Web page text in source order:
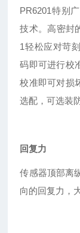
PR6201特别
技术。高密封
1轻松应对苛
码即可进行校
校准即可对损
选配，可选装
回复力
传感器顶部离
向的回复力，